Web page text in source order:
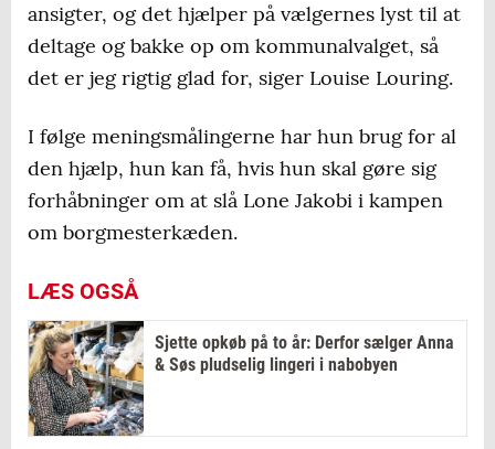
ansigter, og det hjælper på vælgernes lyst til at
deltage og bakke op om kommunalvalget, så
det er jeg rigtig glad for, siger Louise Louring.
I følge meningsmålingerne har hun brug for al
den hjælp, hun kan få, hvis hun skal gøre sig
forhåbninger om at slå Lone Jakobi i kampen
om borgmesterkæden.
LÆS OGSÅ
Sjette opkøb på to år: Derfor sælger Anna
& Søs pludselig lingeri i nabobyen